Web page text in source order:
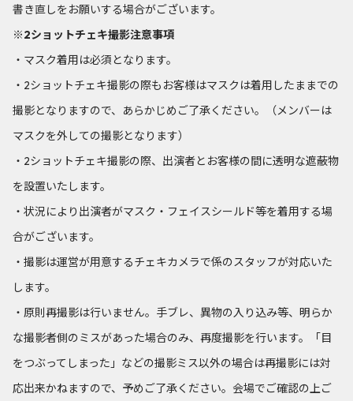
書き直しをお願いする場合がございます。
※2ショットチェキ撮影注意事項
・マスク着用は必須となります。
・2ショットチェキ撮影の際もお客様はマスクは着用したままでの
撮影となりますので、あらかじめご了承ください。（メンバーは
マスクを外しての撮影となります）
・2ショットチェキ撮影の際、出演者とお客様の間に透明な遮蔽物
を設置いたします。
・状況により出演者がマスク・フェイスシールド等を着用する場
合がございます。
・撮影は運営が用意するチェキカメラで係のスタッフが対応いた
します。
・原則再撮影は行いません。手ブレ、異物の入り込み等、明らか
な撮影者側のミスがあった場合のみ、再度撮影を行います。「目
をつぶってしまった」などの撮影ミス以外の場合は再撮影には対
応出来かねますので、予めご了承ください。会場でご確認の上ご